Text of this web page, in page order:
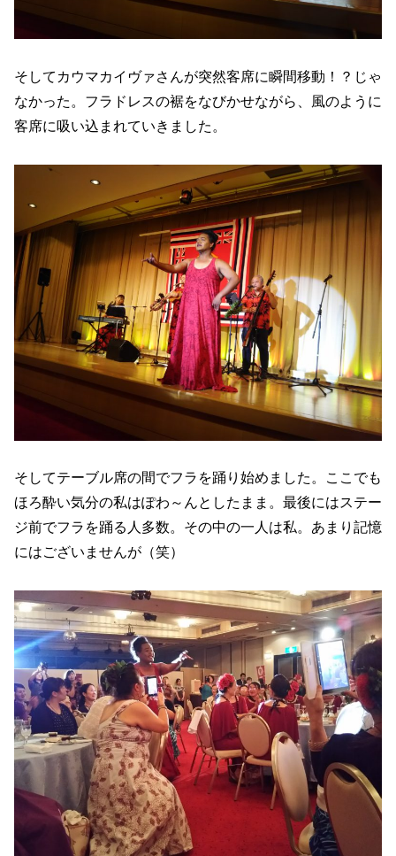
そしてカウマカイヴァさんが突然客席に瞬間移動！？じゃ
なかった。フラドレスの裾をなびかせながら、風のように
客席に吸い込まれていきました。
そしてテーブル席の間でフラを踊り始めました。ここでも
ほろ酔い気分の私はぽわ～んとしたまま。最後にはステー
ジ前でフラを踊る人多数。その中の一人は私。あまり記憶
にはございませんが（笑）